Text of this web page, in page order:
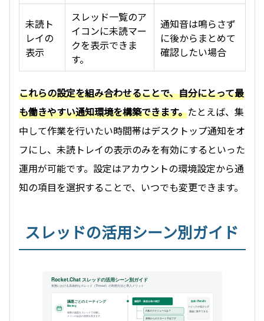
未読ト
レイの
表示
スレッド一覧のア
イコンに未読マー
クを表示できま
す。
通知音は鳴らさず
に後からまとめて
確認したい場合
これらの設定を組み合わせることで、自分にとって最
も働きやすい通知環境を構築できます。たとえば、集
中して作業を行いたい時間帯はデスクトップ通知をオ
フにし、未読トレイの表示のみを有効にするといった
運用が可能です。設定はアカウントの環境設定から通
知の項目を選択することで、いつでも変更できます。
スレッドの活用シーン別ガイド
Rocket.Chat スレッドの活用シーン別ガイド
実務における具体的なスレッド（Thread）の利用方法と導入メリット
議題ごとのミーティング
Meeting
複数の議題をスレッドで分離し、
メインの会話の混雑を防ぎます。
議題A：新規企画の検討
A案のスケジュールは？
来期からのスタート予定です
効果 / Benefit
トピックが混ざらず
議論に集中できる